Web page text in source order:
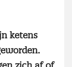
ketens